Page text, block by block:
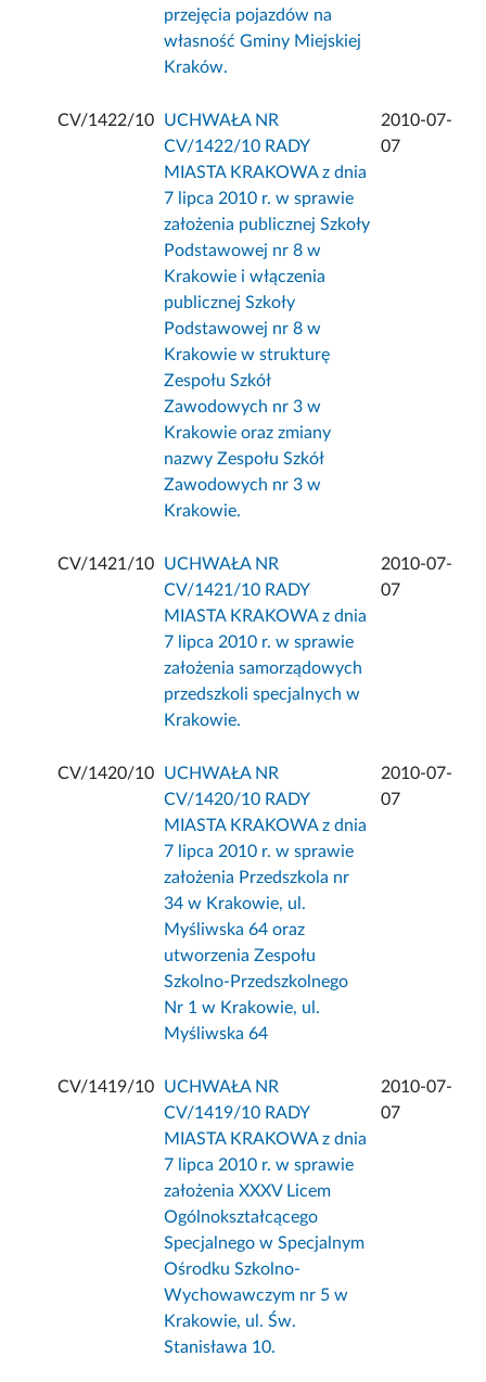
przejęcia pojazdów na
własność Gminy Miejskiej
Kraków.
CV/1422/10
UCHWAŁA NR
CV/1422/10 RADY
MIASTA KRAKOWA z dnia
7 lipca 2010 r. w sprawie
założenia publicznej Szkoły
Podstawowej nr 8 w
Krakowie i włączenia
publicznej Szkoły
Podstawowej nr 8 w
Krakowie w strukturę
Zespołu Szkół
Zawodowych nr 3 w
Krakowie oraz zmiany
nazwy Zespołu Szkół
Zawodowych nr 3 w
Krakowie.
2010-07-
07
CV/1421/10
UCHWAŁA NR
CV/1421/10 RADY
MIASTA KRAKOWA z dnia
7 lipca 2010 r. w sprawie
założenia samorządowych
przedszkoli specjalnych w
Krakowie.
2010-07-
07
CV/1420/10
UCHWAŁA NR
CV/1420/10 RADY
MIASTA KRAKOWA z dnia
7 lipca 2010 r. w sprawie
założenia Przedszkola nr
34 w Krakowie, ul.
Myśliwska 64 oraz
utworzenia Zespołu
Szkolno-Przedszkolnego
Nr 1 w Krakowie, ul.
Myśliwska 64
2010-07-
07
CV/1419/10
UCHWAŁA NR
CV/1419/10 RADY
MIASTA KRAKOWA z dnia
7 lipca 2010 r. w sprawie
założenia XXXV Licem
Ogólnokształcącego
Specjalnego w Specjalnym
Ośrodku Szkolno-
Wychowawczym nr 5 w
Krakowie, ul. Św.
Stanisława 10.
2010-07-
07